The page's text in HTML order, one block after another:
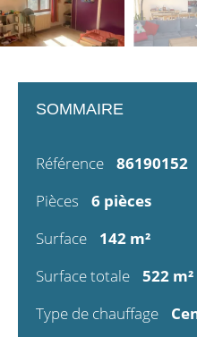
SOMMAIRE
Référence
86190152
Pièces
6 pièces
Surface
142 m²
Surface totale
522 m²
Type de chauffage